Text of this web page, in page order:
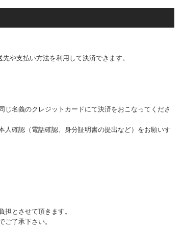
や支払い方法を利用して決済できます。
名義のクレジットカードにて決済をおこなってくださ
確認（電話確認、身分証明書の提出など）をお願いす
とさせて頂きます。
ご了承下さい。